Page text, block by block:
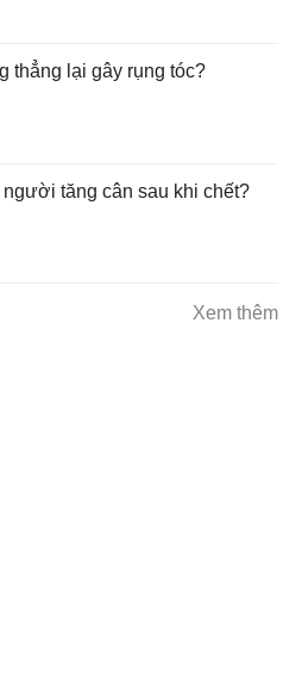
thẳng lại gây rụng tóc?
tăng cân sau khi chết?
Xem thêm